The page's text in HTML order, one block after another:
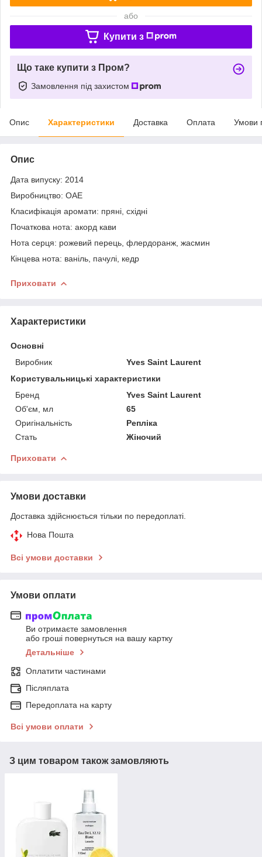
або
Купити з
Що таке купити з Пром?
Замовлення під захистом
Опис Характеристики Доставка Оплата Умови
Опис
Дата випуску: 2014
Виробництво: ОАЕ
Класифікація аромати: пряні, східні
Початкова нота: акорд кави
Нота серця: рожевий перець, флердоранж, жасмин
Кінцева нота: ваніль, пачулі, кедр
Приховати
Характеристики
Основні
Виробник
Yves Saint Laurent
Користувальницькі характеристики
Бренд
Yves Saint Laurent
Об'єм, мл
65
Оригінальність
Репліка
Стать
Жіночий
Приховати
Умови доставки
Доставка здійснюється тільки по передоплаті.
Нова Пошта
Всі умови доставки
Умови оплати
Ви отримаєте замовлення
або гроші повернуться на вашу картку
Детальніше
Оплатити частинами
Післяплата
Передоплата на карту
Всі умови оплати
З цим товаром також замовляють